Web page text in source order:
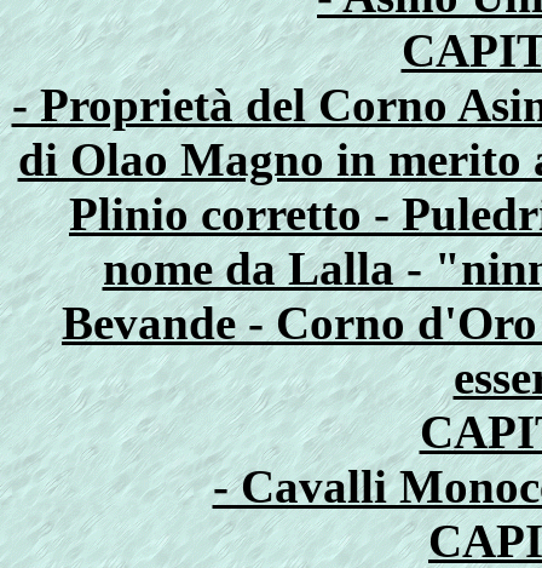
- Proprietà del Corno
di Olao Magno in merito
Plinio corretto -
nome da Lalla -
Bevande - Corno
- Cavalli